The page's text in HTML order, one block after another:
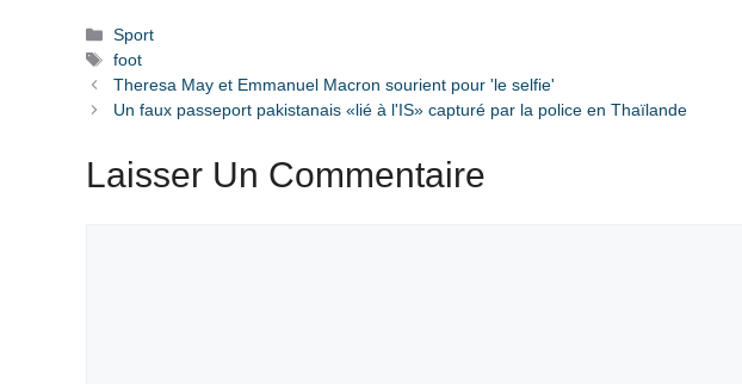
Catégories
Sport
Étiquettes
foot
Theresa May et Emmanuel Macron sourient pour 'le selfie'
Un faux passeport pakistanais «lié à l'IS» capturé par la police en Thaïlande
Laisser Un Commentaire